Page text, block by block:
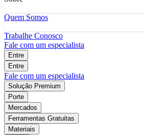
Quem Somos
Trabalhe Conosco
Fale com um especialista
Entre
Entre
Fale com um especialista
Solução Premium
Porte
Mercados
Ferramentas Gratuitas
Materiais